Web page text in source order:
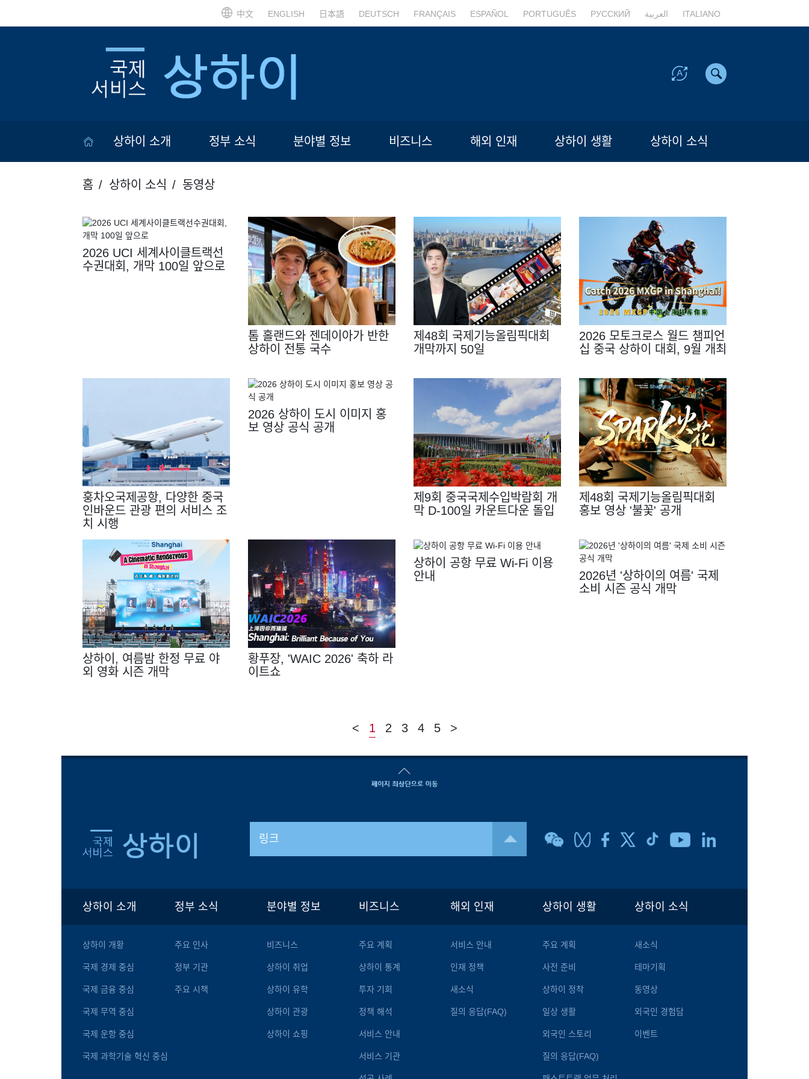
中文 ENGLISH 日本語 DEUTSCH FRANÇAIS ESPAÑOL PORTUGUÊS РУССКИЙ العربية ITALIANO
상하이 소개 정부 소식 분야별 정보 비즈니스 해외 인재 상하이 생활 상하이 소식
홈 상하이 소식 동영상
2026 UCI 세계사이클트랙선
수권대회, 개막 100일 앞으로
톰 홀랜드와 젠데이아가 반한
상하이 전통 국수
제48회 국제기능올림픽대회
개막까지 50일
2026 모토크로스 월드 챔피언
십 중국 상하이 대회, 9월 개최
훙차오국제공항, 다양한 중국
인바운드 관광 편의 서비스 조
치 시행
2026 상하이 도시 이미지 홍
보 영상 공식 공개
제9회 중국국제수입박람회 개
막 D-100일 카운트다운 돌입
제48회 국제기능올림픽대회
홍보 영상 '불꽃' 공개
상하이, 여름밤 한정 무료 야
외 영화 시즌 개막
황푸장, 'WAIC 2026' 축하 라
이트쇼
상하이 공항 무료 Wi-Fi 이용
안내
2026년 '상하이의 여름' 국제
소비 시즌 공식 개막
< 1 2 3 4 5 >
링크
상하이 소개
상하이 개황
국제 경제 중심
국제 금융 중심
국제 무역 중심
국제 운항 중심
국제 과학기술 혁신 중심
정부 소식
주요 인사
정부 기관
주요 시책
분야별 정보
비즈니스
상하이 취업
상하이 유학
상하이 관광
상하이 쇼핑
비즈니스
주요 계획
상하이 통계
투자 기회
정책 해석
서비스 안내
서비스 기관
해외 인재
서비스 안내
인재 정책
새소식
질의 응답(FAQ)
상하이 생활
주요 계획
사전 준비
상하이 정착
일상 생활
외국인 스토리
질의 응답(FAQ)
상하이 소식
새소식
테마기획
동영상
외국인 경험담
이벤트